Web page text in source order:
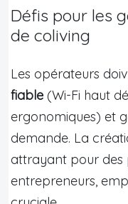
Défis pour les
de coliving
Les opérateurs
fiable (Wi-Fi haut
ergonomiques) et
demande. La
attrayant pour des
entrepreneurs,